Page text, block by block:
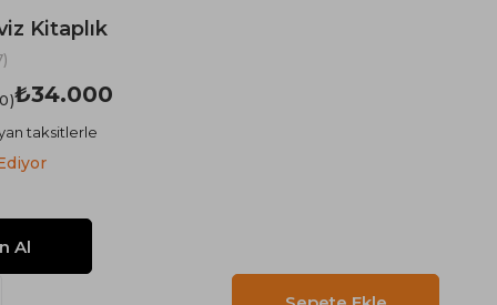
Kitaplık
₺34.000
taksitlerle